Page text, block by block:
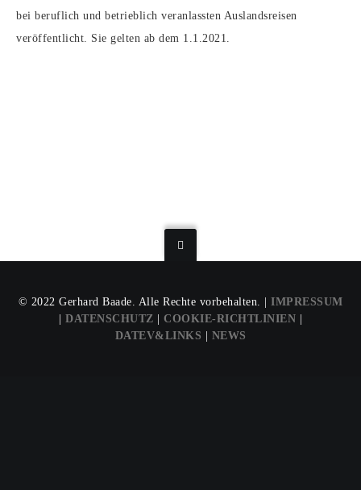
bei beruflich und betrieblich veranlassten Auslandsreisen
veröffentlicht. Sie gelten ab dem 1.1.2021.
© 2022 Gerhard Baade. Alle Rechte vorbehalten. | IMPRESSUM
| DATENSCHUTZ | COOKIE-RICHTLINIEN |
DATEV&LINKS | NEWS